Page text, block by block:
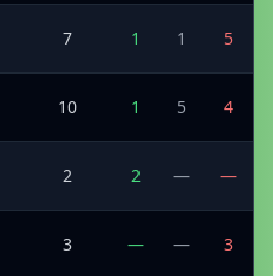
7 1 1 5
10 1 5 4
2 2 — —
3 — — 3